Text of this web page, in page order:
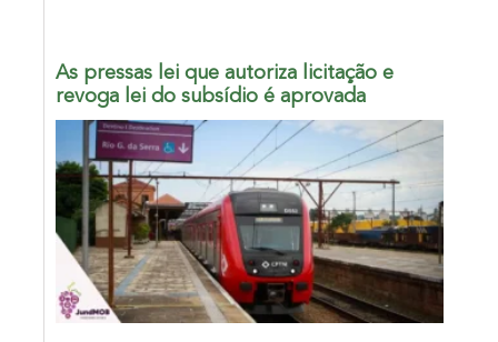
As pressas lei que autoriza licitação e
revoga lei do subsídio é aprovada